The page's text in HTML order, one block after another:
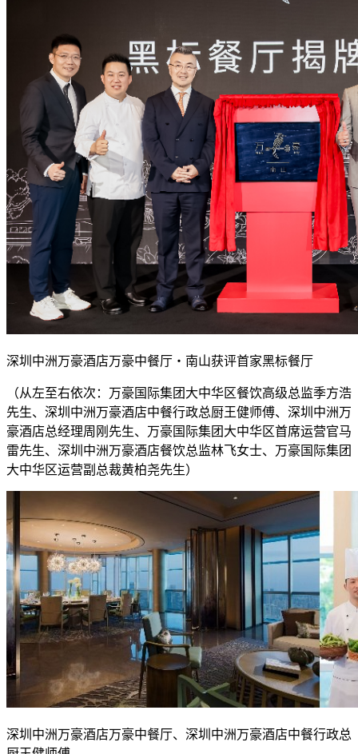
​深圳中洲万豪酒店万豪中餐厅・南山获评首家黑标餐厅
（从左至右依次：万豪国际集团大中华区餐饮高级总监季方浩
先生、深圳中洲万豪酒店中餐行政总厨王健师傅、深圳中洲万
豪酒店总经理周刚先生、万豪国际集团大中华区首席运营官马
雷先生、深圳中洲万豪酒店餐饮总监林飞女士、万豪国际集团
大中华区运营副总裁黄柏尧先生）
深圳中洲万豪酒店万豪中餐厅、深圳中洲万豪酒店中餐行政总